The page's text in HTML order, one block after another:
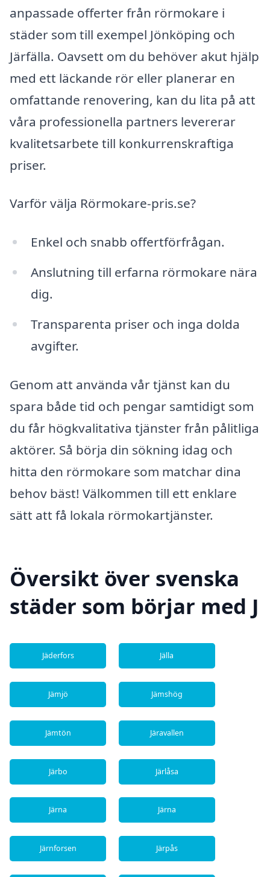
anpassade offerter från rörmokare i
städer som till exempel Jönköping och
Järfälla. Oavsett om du behöver akut hjälp
med ett läckande rör eller planerar en
omfattande renovering, kan du lita på att
våra professionella partners levererar
kvalitetsarbete till konkurrenskraftiga
priser.
Varför välja Rörmokare-pris.se?
Enkel och snabb offertförfrågan.
Anslutning till erfarna rörmokare nära
dig.
Transparenta priser och inga dolda
avgifter.
Genom att använda vår tjänst kan du
spara både tid och pengar samtidigt som
du får högkvalitativa tjänster från pålitliga
aktörer. Så börja din sökning idag och
hitta den rörmokare som matchar dina
behov bäst! Välkommen till ett enklare
sätt att få lokala rörmokartjänster.
Översikt över svenska
städer som börjar med J
Jäderfors Jälla
Jämjö Jämshög
Jämtön Järavallen
Järbo Järlåsa
Järna Järna
Järnforsen Järpås